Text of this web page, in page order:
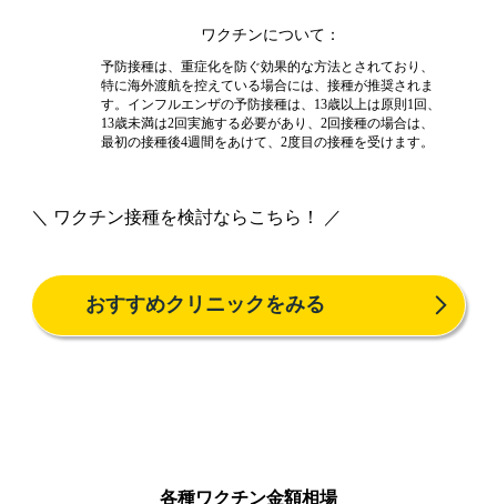
ワクチンについて
予防接種は、重症化を防ぐ効果的な方法とされており、
特に海外渡航を控えている場合には、接種が推奨されま
す。インフルエンザの予防接種は、13歳以上は原則1回、
13歳未満は2回実施する必要があり、2回接種の場合は、
最初の接種後4週間をあけて、2度目の接種を受けます。
＼ ワクチン接種を検討ならこちら！ ／
おすすめクリニックをみる
各種ワクチン金額相場